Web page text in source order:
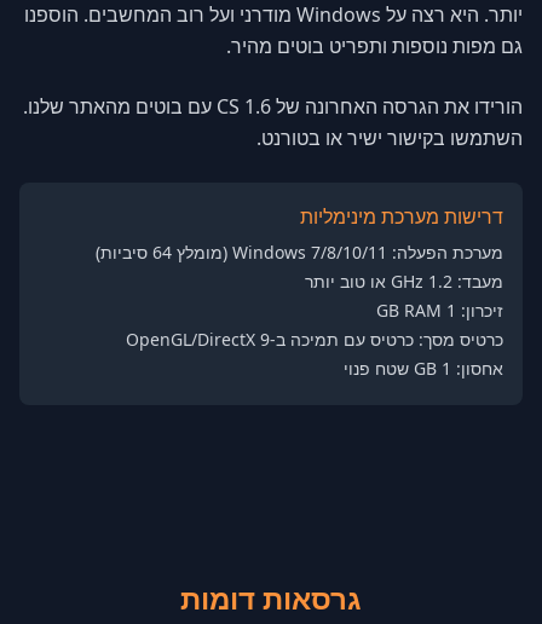
יותר. היא רצה על Windows מודרני ועל רוב המחשבים. הוספנו
גם מפות נוספות ותפריט בוטים מהיר.
הורידו את הגרסה האחרונה של CS 1.6 עם בוטים מהאתר שלנו.
השתמשו בקישור ישיר או בטורנט.
דרישות מערכת מינימליות
מערכת הפעלה: Windows 7/8/10/11 (מומלץ 64 סיביות)
מעבד: 1.2 GHz או טוב יותר
זיכרון: 1 GB RAM
כרטיס מסך: כרטיס עם תמיכה ב-OpenGL/DirectX 9
אחסון: 1 GB שטח פנוי
גרסאות דומות